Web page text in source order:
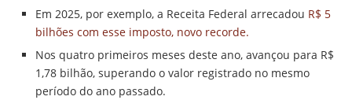
Em 2025, por exemplo, a Receita Federal arrecadou R$ 5
bilhões com esse imposto, novo recorde.
Nos quatro primeiros meses deste ano, avançou para R$
1,78 bilhão, superando o valor registrado no mesmo
período do ano passado.